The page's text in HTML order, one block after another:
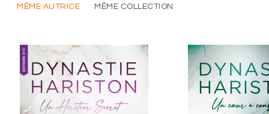
MÊME AUTRICE MÊME COLLECTION